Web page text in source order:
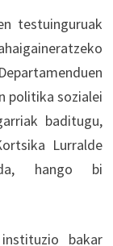
testuinguruak
politika sozialei
baditugu,
Lurralde
hango bi
bakar